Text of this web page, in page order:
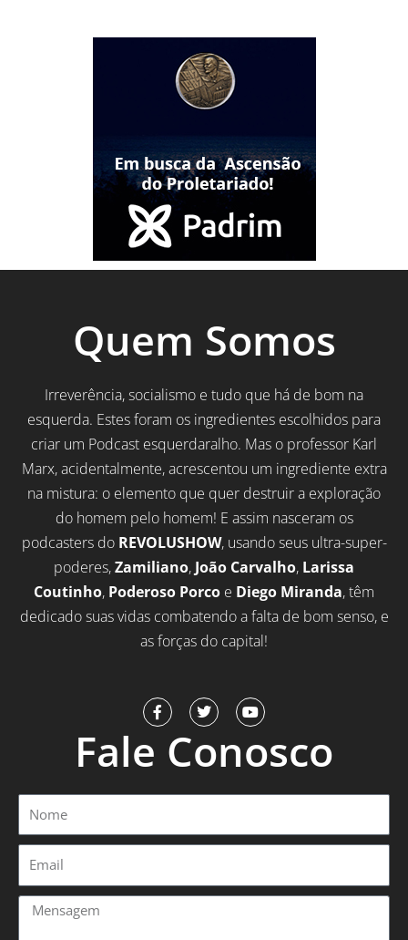
Quem Somos
Irreverência, socialismo e tudo que há de bom na
esquerda. Estes foram os ingredientes escolhidos para
criar um Podcast esquerdaralho. Mas o professor Karl
Marx, acidentalmente, acrescentou um ingrediente extra
na mistura: o elemento que quer destruir a exploração
do homem pelo homem! E assim nasceram os
podcasters do REVOLUSHOW, usando seus ultra-super-
poderes,Zamiliano, João Carvalho, Larissa
Coutinho, Poderoso Porco e Diego Miranda, têm
dedicado suas vidas combatendo a falta de bom senso, e
as forças do capital!
F
a
c
o
f
T
w
i
t
t
r
Y
o
u
t
u
e
Fale Conosco
Mensagem